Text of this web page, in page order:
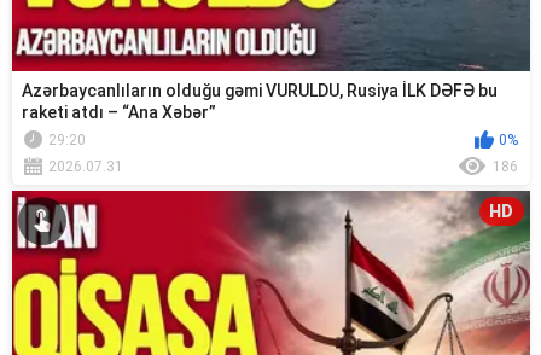
Azərbaycanlıların olduğu gəmi VURULDU, Rusiya İLK DƏFƏ bu
raketi atdı – “Ana Xəbər”
29:20
0%
2026.07.31
186
HD